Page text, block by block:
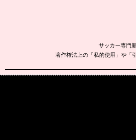
サッカー専門
著作権法上の「私的使用」や「